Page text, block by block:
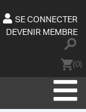
SE CONNECTER
DEVENIR MEMBRE
(0)